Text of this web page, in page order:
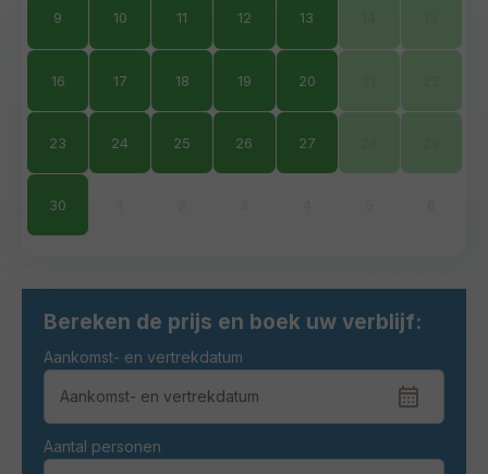
9 10 11 12 13
16 17 18 19 20
23 24 25 26 27
30
Bereken de prijs en boek uw verblijf:
Aankomst- en vertrekdatum
Aantal personen